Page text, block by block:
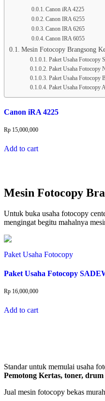
Canon iRA 4225
Canon IRA 6255
Canon IRA 6265
Canon IRA 6055
Mesin Fotocopy Brangsong
Paket Usaha Fotocopy
Paket Usaha
Paket Usaha Fotocopy
Paket Usaha Fotocopy
Canon iRA 4225
Rp 15,000,000
Add to cart
Mesin Fotocopy
Untuk buka usaha fotocopy
mengingat begitu mahalnya
Paket Usaha Fotocopy
Paket Usaha Fotocopy
Rp 16,000,000
Add to cart
Standar untuk memulai usaha
Pemotong Kertas, toner,
Jual mesin fotocopy bekas